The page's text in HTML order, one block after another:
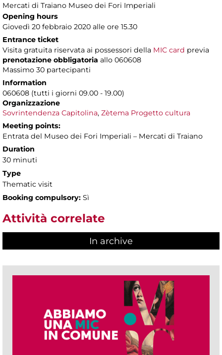
Mercati di Traiano Museo dei Fori Imperiali
Opening hours
Giovedì 20 febbraio 2020 alle ore 15.30
Entrance ticket
Visita gratuita riservata ai possessori della MIC card previa
prenotazione obbligatoria allo 060608
Massimo 30 partecipanti
Information
060608 (tutti i giorni 09.00 - 19.00)
Organizzazione
Sovrintendenza Capitolina, Zètema Progetto cultura
Meeting points:
Entrata del Museo dei Fori Imperiali – Mercati di Traiano
Duration
30 minuti
Type
Thematic visit
Booking compulsory: Sì
Attività correlate
In archive